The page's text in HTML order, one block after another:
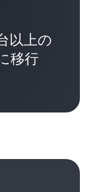
以上の
移行